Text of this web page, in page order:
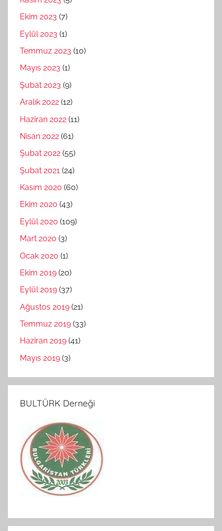
Ekim 2023 (7)
Eylül 2023 (1)
Temmuz 2023 (10)
Mayıs 2023 (1)
Şubat 2023 (9)
Aralık 2022 (12)
Haziran 2022 (11)
Nisan 2022 (61)
Şubat 2022 (55)
Şubat 2021 (24)
Kasım 2020 (60)
Ekim 2020 (43)
Eylül 2020 (109)
Mart 2020 (3)
Ocak 2020 (1)
Ekim 2019 (20)
Eylül 2019 (37)
Ağustos 2019 (21)
Temmuz 2019 (33)
Haziran 2019 (41)
Mayıs 2019 (3)
BULTÜRK Derneği